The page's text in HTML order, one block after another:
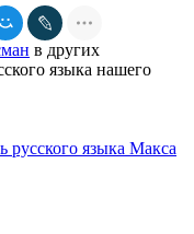
в других
языка нашего
русского языка Макса